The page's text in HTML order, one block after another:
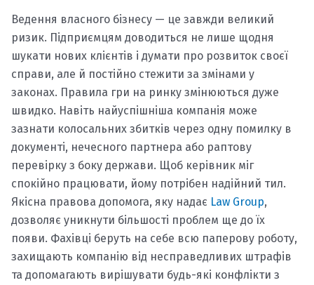
Ведення власного бізнесу — це завжди великий
ризик. Підприємцям доводиться не лише щодня
шукати нових клієнтів і думати про розвиток своєї
справи, але й постійно стежити за змінами у
законах. Правила гри на ринку змінюються дуже
швидко. Навіть найуспішніша компанія може
зазнати колосальних збитків через одну помилку в
документі, нечесного партнера або раптову
перевірку з боку держави. Щоб керівник міг
спокійно працювати, йому потрібен надійний тил.
Якісна правова допомога, яку надає Law Group,
дозволяє уникнути більшості проблем ще до їх
появи. Фахівці беруть на себе всю паперову роботу,
захищають компанію від несправедливих штрафів
та допомагають вирішувати будь-які конфлікти з